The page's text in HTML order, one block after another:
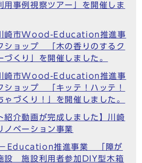
用事例視察ツアー」を開催しま
崎市Wood-Education推進事
ョップ 「木の香りのするク
づくり」を開催しました。
崎市Wood-Education推進事
ョップ 「キッテ！ハッテ！
ゃづくり！」を開催しました。
紹介動画が完成しました】川崎
ノベーション事業
Education推進事業 「障が
設 施設利用者参加DIY型木箱